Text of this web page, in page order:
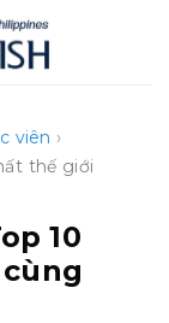
viên ›
thế giới
10